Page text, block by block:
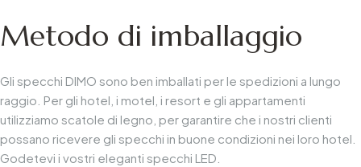
Metodo di imballaggio
Gli specchi DIMO sono ben imballati per le spedizioni a lungo
raggio. Per gli hotel, i motel, i resort e gli appartamenti
utilizziamo scatole di legno, per garantire che i nostri clienti
possano ricevere gli specchi in buone condizioni nei loro hotel.
Godetevi i vostri eleganti specchi LED.